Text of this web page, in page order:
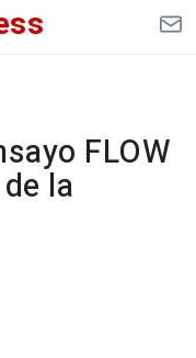
FLOW
la